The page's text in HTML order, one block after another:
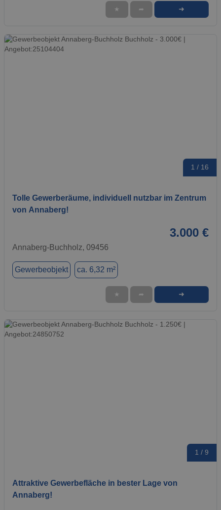
★ ➦ ➜
1 / 16
Tolle Gewerberäume, individuell nutzbar im Zentrum
von Annaberg!
3.000 €
Annaberg-Buchholz, 09456
Gewerbeobjekt ca. 6,32 m²
★ ➦ ➜
1 / 9
Attraktive Gewerbefläche in bester Lage von
Annaberg!